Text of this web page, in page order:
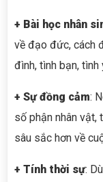
+ Bài học nhân
về đạo đức, cách
đình, tình bạn, tình
+ Sự đồng cảm:
số phận nhân vật,
sâu sắc hơn về
+ Tính thời sự: